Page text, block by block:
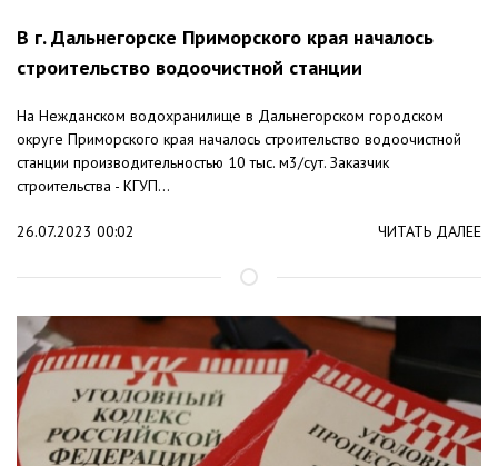
В г. Дальнегорске Приморского края началось
строительство водоочистной станции
На Нежданском водохранилище в Дальнегорском городском
округе Приморского края началось строительство водоочистной
станции производительностью 10 тыс. м3/сут. Заказчик
строительства - КГУП...
26.07.2023 00:02 ЧИТАТЬ ДАЛЕЕ